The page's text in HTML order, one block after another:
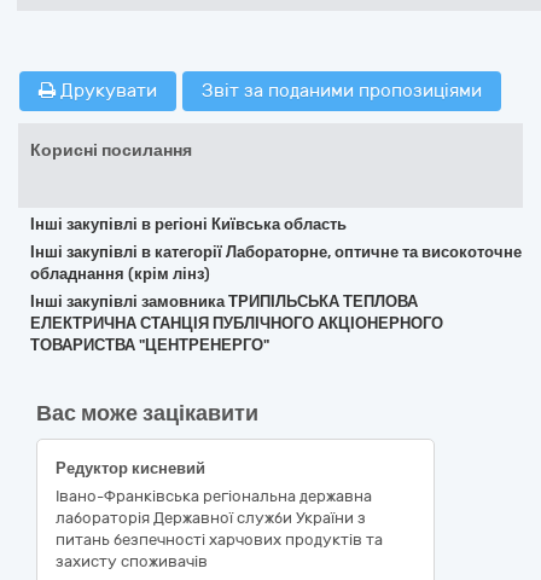
Друкувати Звіт за поданими пропозиціями
Корисні посилання
Інші закупівлі в регіоні Київська область
Інші закупівлі в категорії Лабораторне, оптичне та високоточне
обладнання (крім лінз)
Інші закупівлі замовника ТРИПІЛЬСЬКА ТЕПЛОВА
ЕЛЕКТРИЧНА СТАНЦІЯ ПУБЛІЧНОГО АКЦІОНЕРНОГО
ТОВАРИСТВА "ЦЕНТРЕНЕРГО"
Вас може зацікавити
Редуктор кисневий
Івано-Франківська регіональна державна
лабораторія Державної служби України з
питань безпечності харчових продуктів та
захисту споживачів